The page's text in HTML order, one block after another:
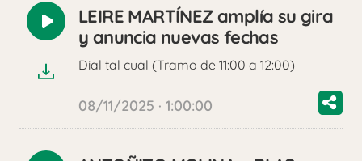
Reproducir
audio
LEIRE MARTÍNEZ amplía su gira
y anuncia nuevas fechas
Dial tal cual (Tramo de 11:00 a 12:00)
08/11/2025 · 1:00:00